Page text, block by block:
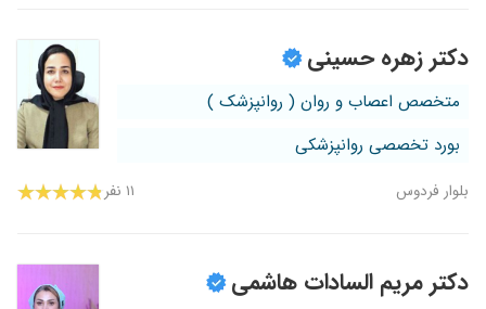
دکتر زهره حسینی
متخصص اعصاب و روان ( روانپزشک )
بورد تخصصی روانپزشکی
بلوار فردوس ۱۱ نفر
دکتر مریم السادات هاشمی